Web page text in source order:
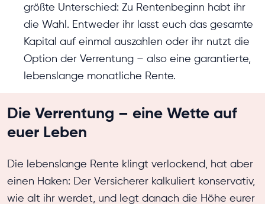
größte Unterschied: Zu Rentenbeginn habt ihr
die Wahl. Entweder ihr lasst euch das gesamte
Kapital auf einmal auszahlen oder ihr nutzt die
Option der Verrentung – also eine garantierte,
lebenslange monatliche Rente.
Die Verrentung – eine Wette auf
euer Leben
Die lebenslange Rente klingt verlockend, hat aber
einen Haken: Der Versicherer kalkuliert konservativ,
wie alt ihr werdet, und legt danach die Höhe eurer